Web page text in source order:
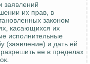
заявлений
их прав, в
законом
касающихся их
исполнительные
(заявление) и дать ей
ее в пределах